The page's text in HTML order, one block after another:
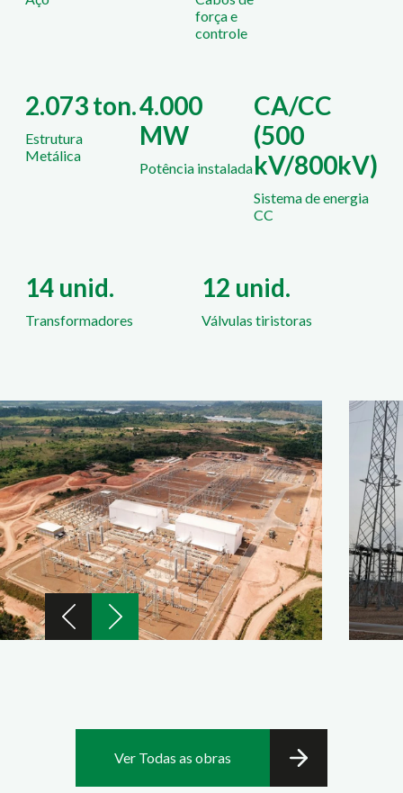
força e
controle
2.073 ton.
Estrutura
Metálica
4.000
MW
Potência instalada
CA/CC
(500
kV/800kV)
Sistema de energia
CC
14 unid.
Transformadores
12 unid.
Válvulas tiristoras
Ver Todas as obras